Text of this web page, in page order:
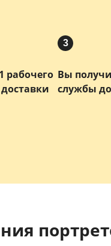
рабочего
3
Вы
службы